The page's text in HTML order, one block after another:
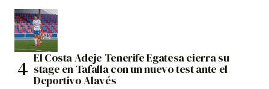
El Costa Adeje Tenerife Egatesa cierra su
stage en Tafalla con un nuevo test ante el
Deportivo Alavés